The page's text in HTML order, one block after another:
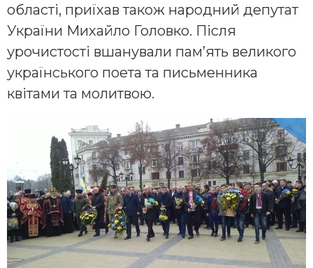
області, приїхав також народний депутат
України Михайло Головко. Після
урочистості вшанували пам’ять великого
українського поета та письменника
квітами та молитвою.